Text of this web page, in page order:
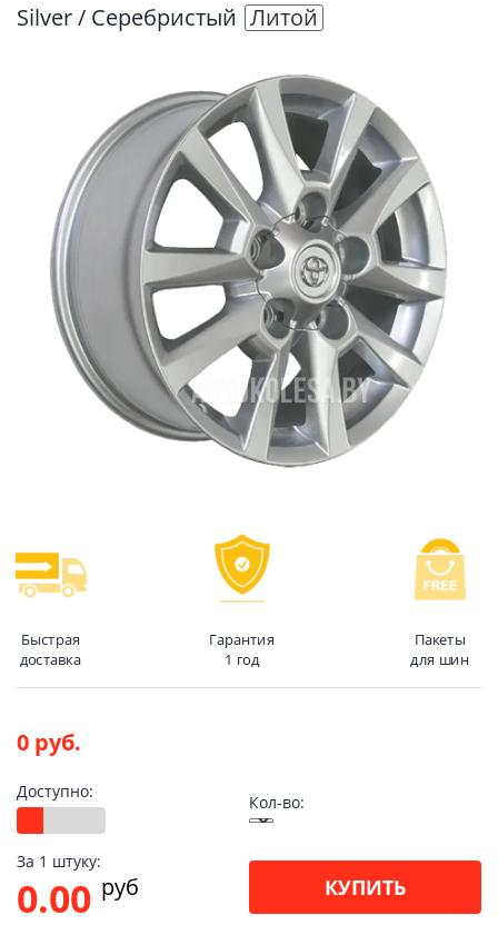
Silver / Серебристый Литой
Быстрая
доставка
Гарантия
1 год
Пакеты
для шин
0 руб.
Доступно:
Кол-во:
За 1 штуку:
0.00 pуб КУПИТЬ